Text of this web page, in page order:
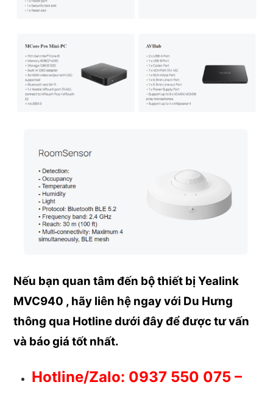
Nếu bạn quan tâm đến bộ thiết bị Yealink
MVC940 , hãy liên hệ ngay với Du Hưng
thông qua Hotline dưới đây để đượctư vấn
và báo giá tốt nhất.
Hotline/Zalo: 0937 550 075 –